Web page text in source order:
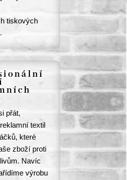
tiskových
přát,
textil
které
zboží proti
Navíc
výrobu